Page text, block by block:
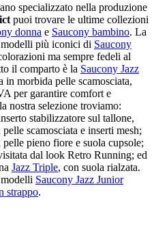
specializzato nella produzione
puoi trovare le ultime collezioni
donna e Saucony bambino. La
più iconici di Saucony
ma sempre fedeli al
il comparto è la Saucony Jazz
in morbida pelle scamosciata,
per garantire comfort e
nostra selezione troviamo:
stabilizzatore sul tallone,
scamosciata e inserti mesh;
pieno fiore e suola cupsole;
dal look Retro Running; ed
Jazz Triple, con suola rialzata.
Saucony Jazz Junior
strappo.